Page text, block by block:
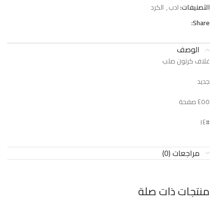
التصنيفات:ادب, الكرد
Share:
الوصف
غلاف كرتون صلب
جديد
٤٥٥ صفحة
#١٤
مراجعات (0)
منتجات ذات صلة